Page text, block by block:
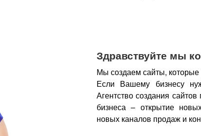
Здравствуйте мы
Мы создаем сайты, которые
Если Вашему бизнесу
Агентство создания
бизнеса – открытие
новых каналов продаж и